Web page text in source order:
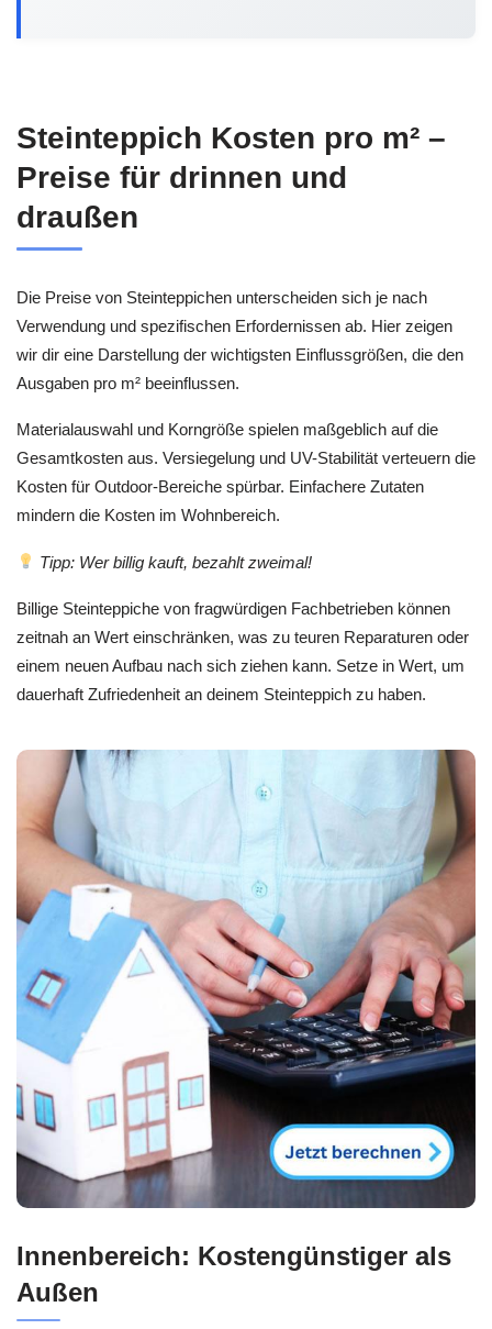
Steinteppich Kosten pro m² –
Preise für drinnen und
draußen
Die Preise von Steinteppichen unterscheiden sich je nach
Verwendung und spezifischen Erfordernissen ab. Hier zeigen
wir dir eine Darstellung der wichtigsten Einflussgrößen, die den
Ausgaben pro m² beeinflussen.
Materialauswahl und Korngröße spielen maßgeblich auf die
Gesamtkosten aus. Versiegelung und UV-Stabilität verteuern die
Kosten für Outdoor-Bereiche spürbar. Einfachere Zutaten
mindern die Kosten im Wohnbereich.
Tipp: Wer billig kauft, bezahlt zweimal!
Billige Steinteppiche von fragwürdigen Fachbetrieben können
zeitnah an Wert einschränken, was zu teuren Reparaturen oder
einem neuen Aufbau nach sich ziehen kann. Setze in Wert, um
dauerhaft Zufriedenheit an deinem Steinteppich zu haben.
Innenbereich: Kostengünstiger als
Außen